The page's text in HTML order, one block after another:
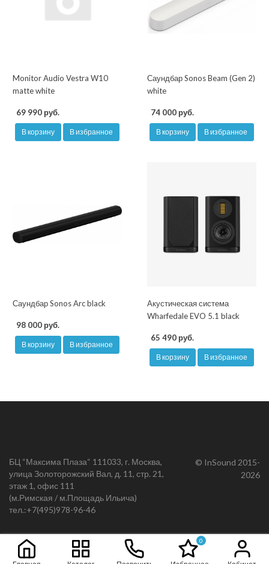
Monitor Audio Vestra W10
matte white
69 990 руб.
В корзину В избранное
Саундбар Sonos Beam (Gen 2)
white
74 000 руб.
В корзину В избранное
Саундбар Sonos Arc black
98 000 руб.
В корзину В избранное
Акустическая система
Wharfedale EVO 5.1 black
65 490 руб.
В корзину В избранное
БЦ “Максима Плаза“ 111033, г. Москва,
улица Золоторожский Вал, д. 11, стр. 21,
этаж 1, офис 111
(м.Римская / м.Площадь Ильича)
тел.:+7(495)978-96-46
© InSound 2015-
2026
0